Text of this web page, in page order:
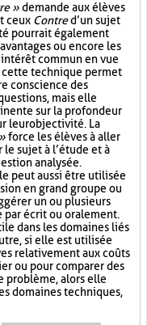
»demande aux élèves
ceux Contred’un sujet
pourrait également
ou encore les
commun en vue
cette technique permet
conscience des
mais elle
sur la profondeur
leur objectivité. La
force les élèves à aller
sujet à l’étude et à
analysée.
peut aussi être utilisée
en grand groupe ou
un ou plusieurs
par écrit ou oralement.
dans les domaines liés
si elle est utilisée
relativement aux coûts
ou pour comparer des
problème, alors elle
domaines techniques,